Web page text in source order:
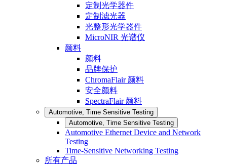
定制光学器件
定制滤光器
光整形光学器件
MicroNIR 光谱仪
颜料
颜料
品牌保护
ChromaFlair 颜料
安全颜料
SpectraFlair 颜料
Automotive, Time Sensitive Testing
Automotive, Time Sensitive Testing
Automotive Ethernet Device and Network
Testing
Time-Sensitive Networking Testing
所有产品